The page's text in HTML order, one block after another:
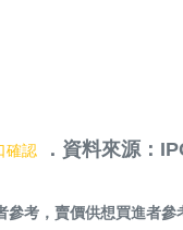
確認
．資料來源：
參考，賣價供想買進者